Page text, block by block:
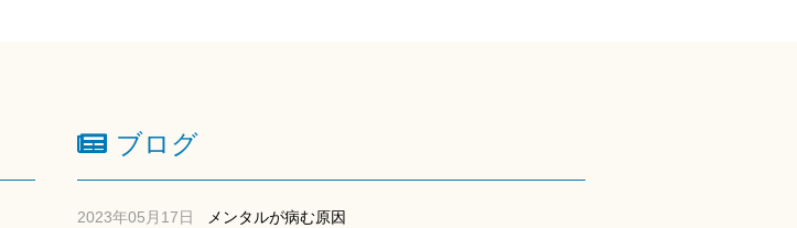
ブログ
2023年05月17日 メンタルが病む原因